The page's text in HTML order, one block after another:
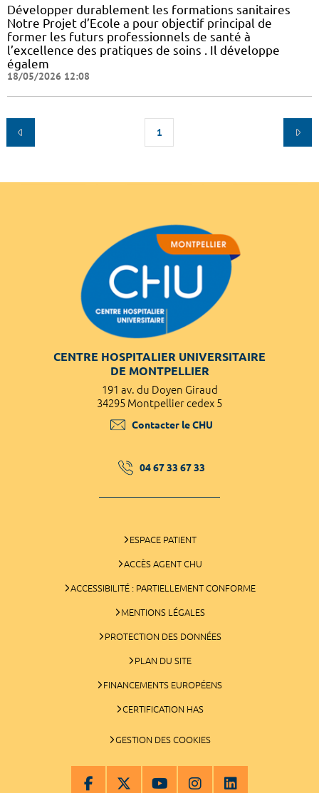
Développer durablement les formations sanitaires
Notre Projet d’Ecole a pour objectif principal de
former les futurs professionnels de santé à
l’excellence des pratiques de soins . Il développe
égalem
18/05/2026 12:08
1
CENTRE HOSPITALIER UNIVERSITAIRE
DE MONTPELLIER
191 av. du Doyen Giraud
34295 Montpellier cedex 5
Contacter le CHU
04 67 33 67 33
ESPACE PATIENT
ACCÈS AGENT CHU
ACCESSIBILITÉ : PARTIELLEMENT CONFORME
MENTIONS LÉGALES
PROTECTION DES DONNÉES
PLAN DU SITE
FINANCEMENTS EUROPÉENS
CERTIFICATION HAS
GESTION DES COOKIES